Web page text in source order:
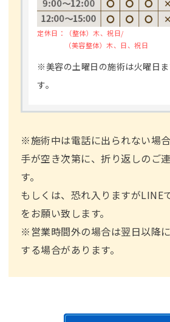
定休日：
（整体）木、祝日/
（美容整体）木、日、祝日
※美容の土曜日の施術は火曜日
す。
※施術中は電話に出られない場合
手が空き次第に、折り返しのご
す。
もしくは、恐れ入りますがLINE
をお願い致します。
※営業時間外の場合は翌⽇以降
する場合があります。